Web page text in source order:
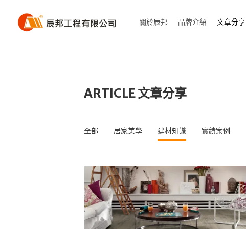
關於辰邦 品牌介紹 文章分享
ARTICLE 文章分享
全部 居家美學 建材知識 實績案例